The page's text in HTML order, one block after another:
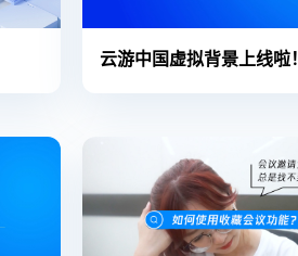
云游中国虚拟背景上线啦！